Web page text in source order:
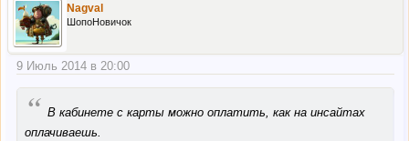
Nagval
ШопоНовичок
9 Июль 2014 в 20:00
“ В кабинете с карты можно оплатить, как на инсайтах
оплачиваешь.